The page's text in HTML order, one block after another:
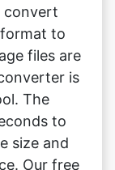
is
The
to
size and
Our free
be used
using this
any